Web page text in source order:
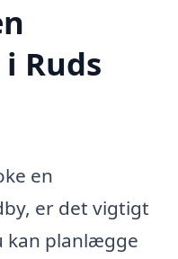
Ruds
en
er det vigtigt
kan planlægge